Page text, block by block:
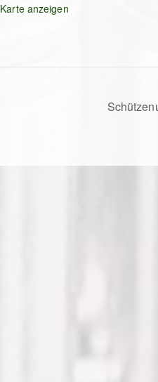
Karte anzeigen